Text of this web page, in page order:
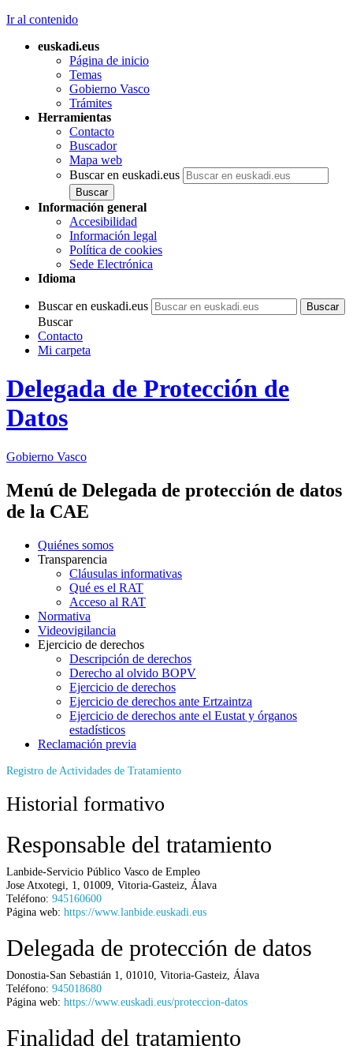
Ir al contenido
euskadi.eus
Página de inicio
Temas
Gobierno Vasco
Trámites
Herramientas
Contacto
Buscador
Mapa web
Buscar en euskadi.eus
Información general
Accesibilidad
Información legal
Política de cookies
Sede Electrónica
Idioma
Buscar en euskadi.eus
Buscar
Contacto
Mi carpeta
Delegada de Protección de
Datos
Gobierno Vasco
Menú de Delegada de protección de datos
de la CAE
Quiénes somos
Transparencia
Cláusulas informativas
Qué es el RAT
Acceso al RAT
Normativa
Videovigilancia
Ejercicio de derechos
Descripción de derechos
Derecho al olvido BOPV
Ejercicio de derechos
Ejercicio de derechos ante Ertzaintza
Ejercicio de derechos ante el Eustat y órganos
estadísticos
Reclamación previa
Registro de Actividades de Tratamiento
Historial formativo
Responsable del tratamiento
Lanbide-Servicio Público Vasco de Empleo
Jose Atxotegi, 1
01009 Vitoria-Gasteiz Álava
Teléfono: 945160600
Página web: https://www.lanbide.euskadi.eus
Delegada de protección de datos
Donostia-San Sebastián 1 01010 Vitoria-Gasteiz Álava
Teléfono: 945018680
Página web: https://www.euskadi.eus/proteccion-datos
Finalidad del tratamiento